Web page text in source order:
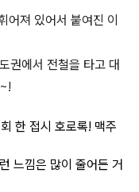
어져 있어서 붙여진 이
권에서 전철을 타고 대
회 한 접시 호로록! 맥주
느낌은 많이 줄어든 거